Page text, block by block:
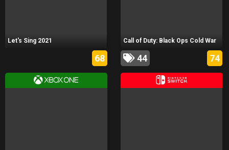
Let's Sing 2021
68
Call of Duty: Black Ops Cold War
44 74